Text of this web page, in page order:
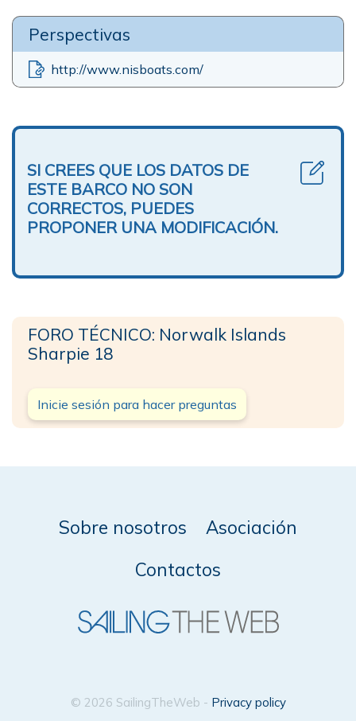
Perspectivas
http://www.nisboats.com/
SI CREES QUE LOS DATOS DE
ESTE BARCO NO SON
CORRECTOS, PUEDES
PROPONER UNA MODIFICACIÓN.
FORO TÉCNICO: Norwalk Islands
Sharpie 18
Inicie sesión para hacer preguntas
Sobre nosotros
Asociación
Contactos
© 2026 SailingTheWeb - Privacy policy